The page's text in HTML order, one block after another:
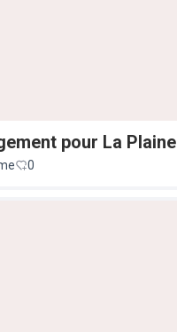
pour La Plaine
0